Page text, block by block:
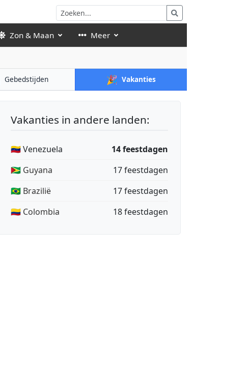
Zon & Maan Meer
Gebedstijden 🎉 Vakanties
Vakanties in andere landen:
🇻🇪 Venezuela
14 feestdagen
🇬🇾 Guyana
17 feestdagen
🇧🇷 Brazilië
17 feestdagen
🇨🇴 Colombia
18 feestdagen